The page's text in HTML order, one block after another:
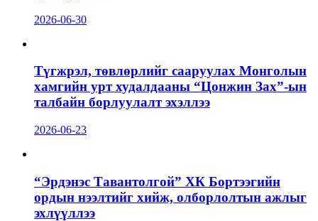
2026-06-30
Түгжрэл, төвлөрлийг сааруулах Монголын
хамгийн урт худалдааны “Цонжин Зах”-ын
талбайн борлуулалт эхэллээ
2026-06-23
“Эрдэнэс Тавантолгой” ХК Бортээгийн
ордын нээлтийг хийж, олборлолтын ажлыг
эхлүүллээ